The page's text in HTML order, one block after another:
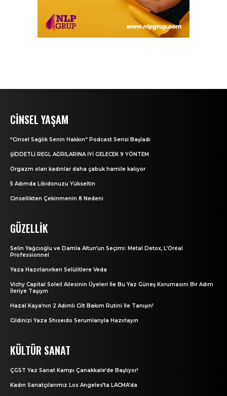
CINSEL YAŞAM
“Cinsel Sağlık Senin Hakkın” Podcast Serisi Başladı
ŞİDDETLİ REGL AĞRILARINA İYİ GELECEK 9 YÖNTEM
Orgazm olan kadınlar daha çabuk hamile kalıyor
5 Adımda Libidonuzu Yükseltin
Cinsellikten Çekinmenin 8 Nedeni
GÜZELLIK
Selin Yağcıoğlu ve Damla Altun’un Seçimi: Metal Detox, L’Oréal
Professionnel
Yaza Hazırlanırken Selülitlere Veda
Vichy Capital Soleil Ailesinin Üyeleri İle Bu Yaz Güneş Korumasını Bir Adım
İleriye Taşıyın
Hazal Kaya’nın 2 Adımlı Cilt Bakım Rutini İle Tanışın!
Cildinizi Yaza Shıseıdo Serumlarıyla Hazırlayın
KÜLTÜR SANAT
ÇGST Yaz Sanat Kampı Çanakkale’de Başlıyor!
Kadın Sanatçılarımız Los Angeles’ta LACMA’da